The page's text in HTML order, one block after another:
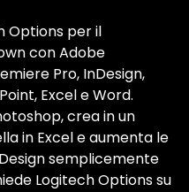
Options per il
con Adobe
Pro, InDesign,
Excel e Word.
crea in un
in Excel e aumenta le
semplicemente
Logitech Options su